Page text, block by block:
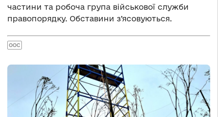
частини та робоча група військової служби
правопорядку. Обставини з’ясовуються.
ООС